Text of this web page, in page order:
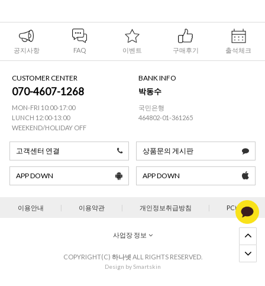
공지사항 FAQ 이벤트 구매후기 출석체크
CUSTOMER CENTER
070-4607-1268
MON-FRI 10:00-17:00
LUNCH 12:00-13:00
WEEKEND/HOLIDAY OFF
BANK INFO
박동수
국민은행
464802-01-361265
고객센터 연결 상품문의 게시판
APP DOWN APP DOWN
이용안내 이용약관 개인정보취급방침 PC버젼
사업장 정보
COPYRIGHT(C) 하나넷 ALL RIGHTS RESERVED.